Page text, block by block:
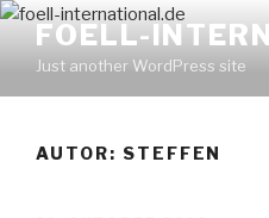
Zum
Inhalt
springen
FOELL-
Just another WordPress site
AUTOR: STEFFEN